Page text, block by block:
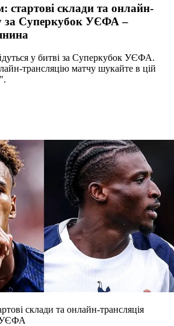
склади та онлайн-
за Суперкубок УЄФА –
у битві за Суперкубок УЄФА.
трансляцію матчу шукайте в цій
склади та онлайн-трансляція
УЄФА